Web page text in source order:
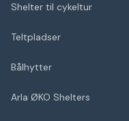
Shelter til cykeltur
Teltpladser
Bålhytter
Arla ØKO Shelters